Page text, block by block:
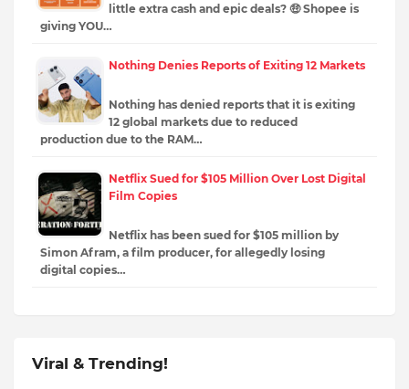
little extra cash and epic deals? 🤑 Shopee is
giving YOU…
Nothing Denies Reports of Exiting 12 Markets
Nothing has denied reports that it is exiting
12 global markets due to reduced
production due to the RAM…
Netflix Sued for $105 Million Over Lost Digital
Film Copies
Netflix has been sued for $105 million by
Simon Afram, a film producer, for allegedly losing
digital copies…
Viral & Trending!